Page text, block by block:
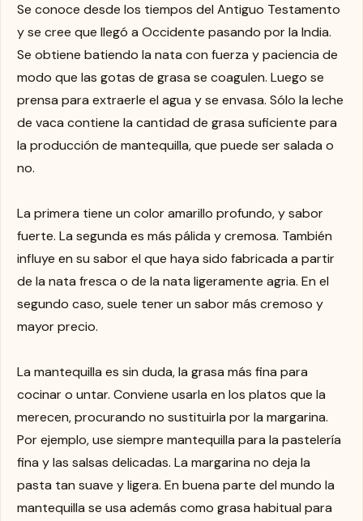
Se conoce desde los tiempos del Antiguo Testamento
y se cree que llegó a Occidente pasando por la India.
Se obtiene batiendo la nata con fuerza y paciencia de
modo que las gotas de grasa se coagulen. Luego se
prensa para extraerle el agua y se envasa. Sólo la leche
de vaca contiene la cantidad de grasa suficiente para
la producción de mantequilla, que puede ser salada o
no.
La primera tiene un color amarillo profundo, y sabor
fuerte. La segunda es más pálida y cremosa. También
influye en su sabor el que haya sido fabricada a partir
de la nata fresca o de la nata ligeramente agria. En el
segundo caso, suele tener un sabor más cremoso y
mayor precio.
La mantequilla es sin duda, la grasa más fina para
cocinar o untar. Conviene usarla en los platos que la
merecen, procurando no sustituirla por la margarina.
Por ejemplo, use siempre mantequilla para la pastelería
fina y las salsas delicadas. La margarina no deja la
pasta tan suave y ligera. En buena parte del mundo la
mantequilla se usa además como grasa habitual para